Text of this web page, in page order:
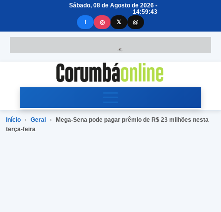
Sábado, 08 de Agosto de 2026 -
14:59:43
f
◎ 𝕏 @
Início › Geral ›
Mega-Sena pode pagar prêmio de R$ 23 milhões nesta
terça-feira